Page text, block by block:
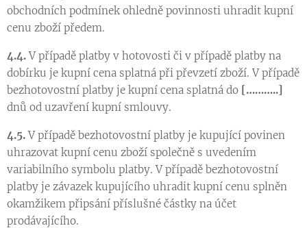
obchodních podmínek ohledně povinnosti uhradit kupní
cenu zboží předem.
4.4.V případě platby v hotovosti či v případě platby na
dobírku je kupní cena splatná při převzetí zboží. V případě
bezhotovostní platby je kupní cena splatná do [………..]
dnů od uzavření kupní smlouvy.
4.5.V případě bezhotovostní platby je kupující povinen
uhrazovat kupní cenu zboží společně s uvedením
variabilního symbolu platby. V případě bezhotovostní
platby je závazek kupujícího uhradit kupní cenu splněn
okamžikem připsání příslušné částky na účet
prodávajícího.